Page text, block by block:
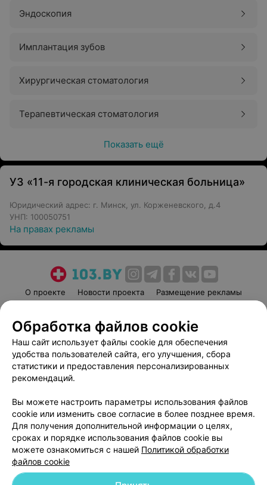
Эндоскопия
Имплантация зубов
Хирургическая стоматология
Терапевтическая стоматология
Показать ещё
УЗ «11-я городская клиническая больница»
Юридический адрес: г. Минск, ул. Корженевского, д.4
УНП: 100050751
На правах рекламы
О проекте Новости проекта
Размещение рекламы
Пользовательское соглашение
Способы оплаты
Вакансии
Партнеры
Написать руководителю 103.by
Обработка персональных данных
Обработка файлов cookie
Наш сайт использует файлы cookie для обеспечения
удобства пользователей сайта, его улучшения, сбора
статистики и предоставления персонализированных
рекомендаций.
Вы можете настроить параметры использования файлов
cookie или изменить свое согласие в более позднее время.
Для получения дополнительной информации о целях,
сроках и порядке использования файлов cookie вы
можете ознакомиться с нашей Политикой обработки
файлов cookie